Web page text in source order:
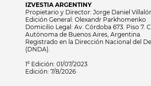
IZVESTIA ARGENTINY
Propietario y Director: Jorge Daniel
Edición General: Olexandr Parkhomenko
Domicilio Legal: Av. Córdoba 673. Piso 7.
Autónoma de Buenos Aires, Argentina.
Registrado en la Dirección Nacional del
(DNDA).
1º Edición: 01/07/2023
Edición: 7/8/2026